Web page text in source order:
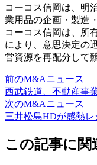
コーコス信岡は、明
業用品の企画・製造
コーコス信岡は、所
により、意思決定の
営資源を再配分して
前のM&Aニュース
西武鉄道、不動産事
次のM&Aニュース
三井松島HDが感熱
この記事に関